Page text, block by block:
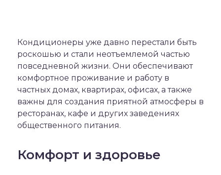
Кондиционеры уже давно перестали быть
роскошью и стали неотъемлемой частью
повседневной жизни. Они обеспечивают
комфортное проживание и работу в
частных домах, квартирах, офисах, а также
важны для создания приятной атмосферы в
ресторанах, кафе и других заведениях
общественного питания.
Комфорт и здоровье